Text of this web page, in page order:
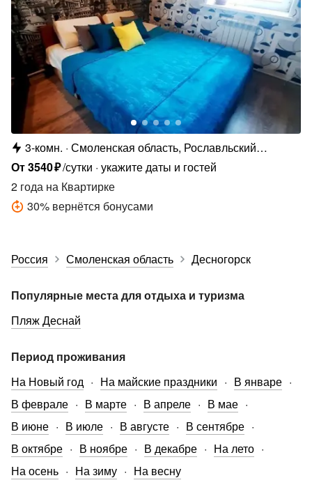
3-комн. Смоленская область, Рославльский
муниципальный округ, с. Екимовичи,
Ленинская ул., 31
От3540₽/сутки укажите даты и гостей
2 года на Квартирке
30% вернётся бонусами
Россия Смоленская область Десногорск
Популярные места для отдыха и туризма
Пляж Деснай
Период проживания
На Новый год
На майские праздники
В январе
В феврале
В марте В апреле
В мае
В июне
В июле В августе
В сентябре
В октябре
В ноябре В декабре
На лето
На осень
На зиму На весну